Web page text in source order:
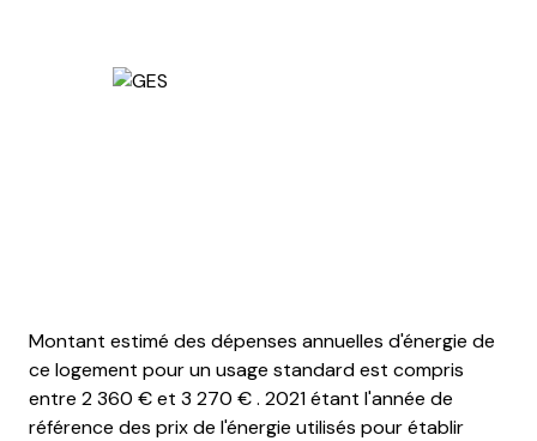
Montant estimé des dépenses annuelles d'énergie de
ce logement pour un usage standard est compris
entre 2 360 € et 3 270 € . 2021 étant l'année de
référence des prix de l'énergie utilisés pour établir